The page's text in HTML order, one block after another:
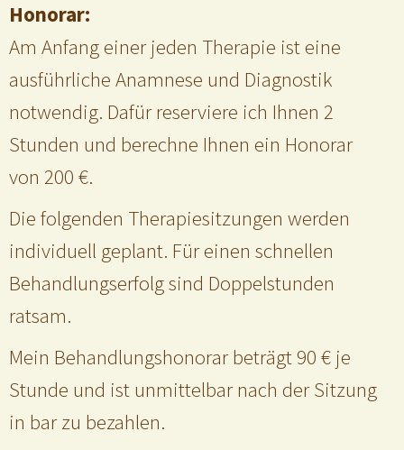
Honorar:
Am Anfang einer jeden Therapie ist eine
ausführliche Anamnese und Diagnostik
notwendig. Dafür reserviere ich Ihnen 2
Stunden und berechne Ihnen ein Honorar
von 200 €.
Die folgenden Therapiesitzungen werden
individuell geplant. Für einen schnellen
Behandlungserfolg sind Doppelstunden
ratsam.
Mein Behandlungshonorar beträgt 90 € je
Stunde und ist unmittelbar nach der Sitzung
in bar zu bezahlen.